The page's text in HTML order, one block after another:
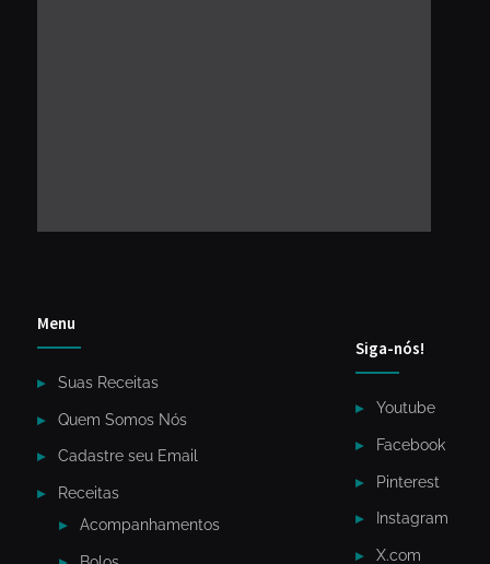
Menu
Suas Receitas
Quem Somos Nós
Cadastre seu Email
Receitas
Acompanhamentos
Siga-nós!
Youtube
Facebook
Pinterest
Instagram
X.com